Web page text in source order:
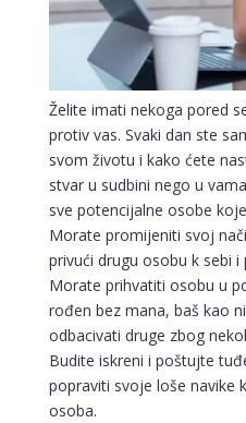
Želite imati nekoga pored
protiv vas. Svaki dan ste
svom životu i kako ćete
stvar u sudbini nego u
sve potencijalne osobe
Morate promijeniti svoj
privući drugu osobu k sebi
Morate prihvatiti osobu u
rođen bez mana, baš kao
odbacivati druge zbog
Budite iskreni i poštujte
popraviti svoje loše navike
osoba.